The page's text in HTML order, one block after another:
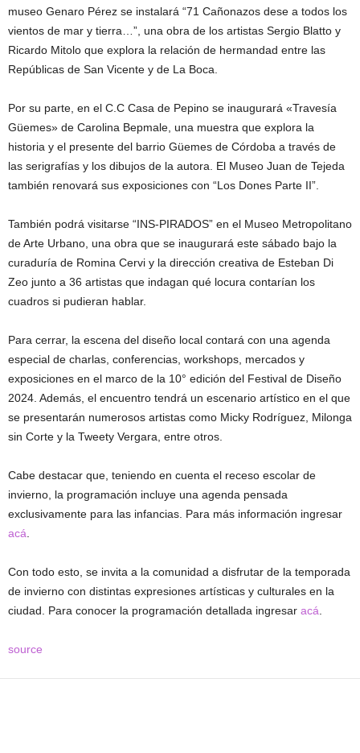
museo Genaro Pérez se instalará “71 Cañonazos dese a todos los
vientos de mar y tierra…”, una obra de los artistas Sergio Blatto y
Ricardo Mitolo que explora la relación de hermandad entre las
Repúblicas de San Vicente y de La Boca.
Por su parte, en el C.C Casa de Pepino se inaugurará «Travesía
Güemes» de Carolina Bepmale, una muestra que explora la
historia y el presente del barrio Güemes de Córdoba a través de
las serigrafías y los dibujos de la autora. El Museo Juan de Tejeda
también renovará sus exposiciones con “Los Dones Parte II”.
También podrá visitarse “INS-PIRADOS” en el Museo Metropolitano
de Arte Urbano, una obra que se inaugurará este sábado bajo la
curaduría de Romina Cervi y la dirección creativa de Esteban Di
Zeo junto a 36 artistas que indagan qué locura contarían los
cuadros si pudieran hablar.
Para cerrar, la escena del diseño local contará con una agenda
especial de charlas, conferencias, workshops, mercados y
exposiciones en el marco de la 10° edición del Festival de Diseño
2024. Además, el encuentro tendrá un escenario artístico en el que
se presentarán numerosos artistas como Micky Rodríguez, Milonga
sin Corte y la Tweety Vergara, entre otros.
Cabe destacar que, teniendo en cuenta el receso escolar de
invierno, la programación incluye una agenda pensada
exclusivamente para las infancias. Para más información ingresar
acá.
Con todo esto, se invita a la comunidad a disfrutar de la temporada
de invierno con distintas expresiones artísticas y culturales en la
ciudad. Para conocer la programación detallada ingresar acá.
source